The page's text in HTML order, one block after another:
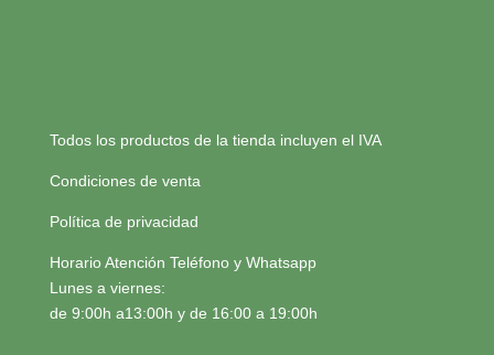
Todos los productos de la tienda incluyen el IVA
Condiciones de venta
Política de privacidad
Horario Atención Teléfono y Whatsapp
Lunes a viernes:
de 9:00h a13:00h y de 16:00 a 19:00h